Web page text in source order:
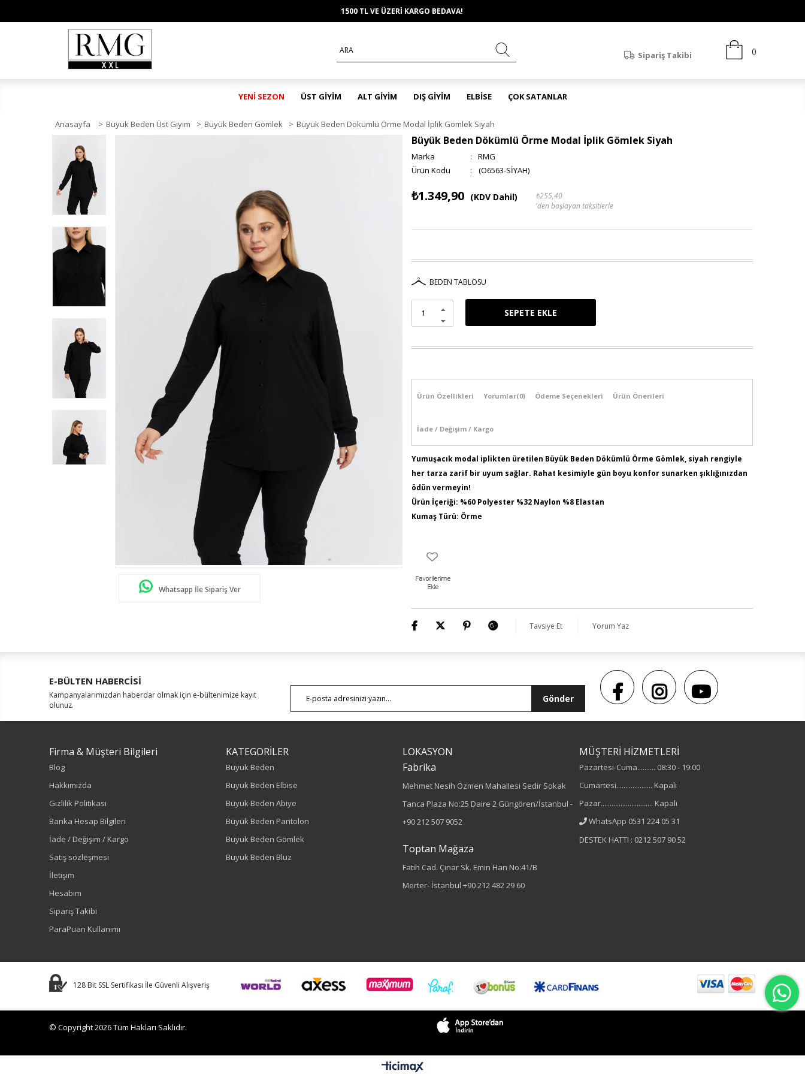
1500 TL VE ÜZERİ KARGO BEDAVA!
Sipariş Takibi
YENİ SEZON ÜST GİYİM ALT GİYİM DIŞ GİYİM ELBİSE ÇOK SATANLAR
Anasayfa > Büyük Beden Üst Giyim > Büyük Beden Gömlek > Büyük Beden Dökümlü Örme Modal İplik Gömlek Siyah
Whatsapp İle Sipariş Ver
Büyük Beden Dökümlü Örme Modal İplik Gömlek Siyah
Marka :
RMG
(O6563-SİYAH)
₺1.349,90 (KDV Dahil)
₺255,40
'den başlayan taksitlerle
BEDEN TABLOSU
Ürün Özellikleri Yorumlar(0) Ödeme Seçenekleri Ürün Önerileri
İade / Değişim / Kargo
Yumuşacık modal iplikten üretilen Büyük Beden Dökümlü Örme Gömlek, siyah rengiyle
her tarza zarif bir uyum sağlar. Rahat kesimiyle gün boyu konfor sunarken şıklığınızdan
ödün vermeyin!
Ürün İçeriği: %60 Polyester %32 Naylon %8 Elastan
Kumaş Türü: Örme
Ürün Boyu: 75 cm
Sezon : KIŞLIK
Renk
Tavsiye Et Yorum Yaz
E-BÜLTEN HABERCİSİ
Kampanyalarımızdan haberdar olmak için e-bültenimize kayıt
olunuz.
Gönder
Firma & Müşteri Bilgileri
Blog
Hakkımızda
Gizlilik Politikası
Banka Hesap Bilgileri
İade / Değişim / Kargo
Satış sözleşmesi
İletişim
Hesabım
Sipariş Takibi
ParaPuan Kullanımı
KATEGORİLER
Büyük Beden
Büyük Beden Elbise
Büyük Beden Abiye
Büyük Beden Pantolon
Büyük Beden Gömlek
Büyük Beden Bluz
LOKASYON
Fabrika
Mehmet Nesih Özmen Mahallesi Sedir Sokak
Tanca Plaza No:25 Daire 2 Güngören/İstanbul -
+90 212 507 9052
Toptan Mağaza
Fatih Cad. Çınar Sk. Emin Han No:41/B
Merter- İstanbul +90 212 482 29 60
MÜŞTERİ HİZMETLERİ
Pazartesi-Cuma.......... 08:30 - 19:00
Cumartesi.................... Kapalı
Pazar............................. Kapalı
WhatsApp 0531 224 05 31
DESTEK HATTI : 0212 507 90 52
128 Bit SSL Sertifikası İle Güvenli Alışveriş
© Copyright 2026 Tüm Hakları Saklıdır.